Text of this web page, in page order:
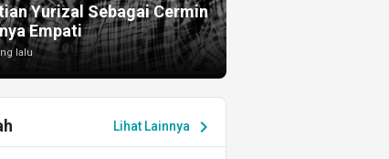
Yurizal Sebagai Cermin
Empati
lalu
Lihat Lainnya chevron_right